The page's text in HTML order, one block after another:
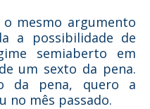
mesmo argumento
a possibilidade de
semiaberto em
um sexto da pena.
da pena, quero a
no mês passado.